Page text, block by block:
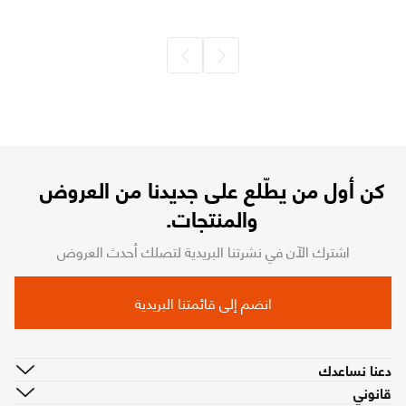
كن أول من يطّلع على جديدنا من العروض
والمنتجات.
اشترك الآن في نشرتنا البريدية لتصلك أحدث العروض
انضم إلى قائمتنا البريدية
دعنا نساعدك
قانوني